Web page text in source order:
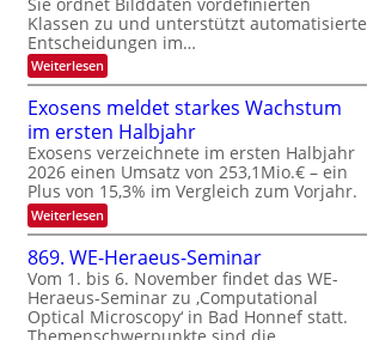
h
T
a
l
k
e
r
V
I
S
I
O
N
2
0
2
6
u
E
l
e
k
t
r
o
n
i
k
-
u
n
d
Klassen zu und unterstützt automatisierte
Entscheidungen im…
Weiterlesen:
W
n
n
d
i
e
K
I
m
i
t
d
e
n
k
Exosens meldet starkes Wachstum
im ersten Halbjahr
Exosens verzeichnete im ersten Halbjahr
2026 einen Umsatz von 253,1Mio.€ – ein
Plus von 15,3% im Vergleich zum Vorjahr.
Weiterlesen:
E
x
o
s
e
n
s
869. WE-Heraeus-Seminar
Vom 1. bis 6. November findet das WE-
Heraeus-Seminar zu ‚Computational
Optical Microscopy‘ in Bad Honnef statt.
Themenschwerpunkte sind die